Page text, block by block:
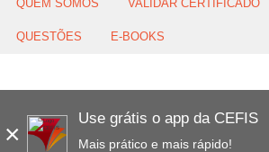
×
Use grátis o app da CEFIS
Mais prático e mais rápido!
QUEM SOMOS VALIDAR CERTIFICADO
QUESTÕES E-BOOKS